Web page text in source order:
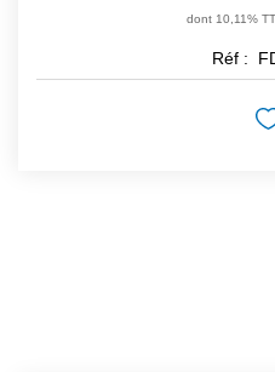
dont 10,11%
Réf :